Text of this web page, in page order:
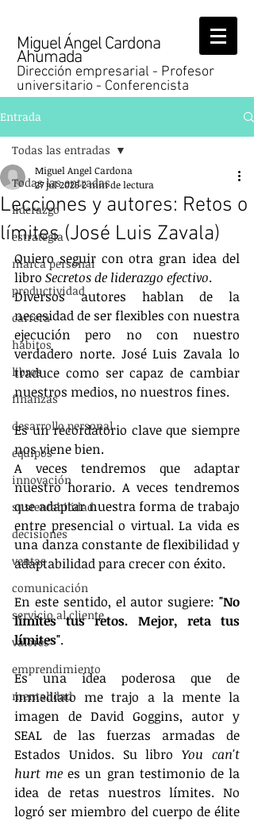
Miguel Ángel Cardona
Ahumada
Dirección empresarial - Profesor
universitario - Conferencista
Entrada
Todas las entradas
liderazgo
estrategia
marca personal
productividad
carrera
hábitos
libros
finanzas
desarrollo personal
equipos
innovación
sustentabilidad
decisiones
ventas
comunicación
servicio al cliente
valores
emprendimiento
mentalidad
Todas las entradas
Lecciones y autores: Retos o
límites (José Luis Zavala)
Miguel Angel Cardona
27 jul 20252 min de lectura
Quiero seguir con otra gran idea del
libro Secretos de liderazgo efectivo.
Diversos autores hablan de la
necesidad de ser flexibles con nuestra
ejecución pero no con nuestro
verdadero norte. José Luis Zavala lo
traduce como ser capaz de cambiar
nuestros medios, no nuestros fines.
Es un recordatorio clave que siempre
nos viene bien.
A veces tendremos que adaptar
nuestro horario. A veces tendremos
que adaptar nuestra forma de trabajo
entre presencial o virtual. La vida es
una danza constante de flexibilidad y
adaptabilidad para crecer con éxito.
En este sentido, el autor sugiere: "No
limites tus retos. Mejor, reta tus
límites".
Es una idea poderosa que de
inmediato me trajo a la mente la
imagen de David Goggins, autor y
SEAL de las fuerzas armadas de
Estados Unidos. Su libro You can't
hurt me es un gran testimonio de la
idea de retas nuestros límites. No
logró ser miembro del cuerpo de élite